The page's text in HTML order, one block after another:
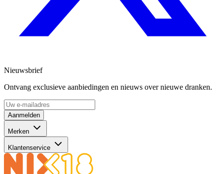
Nieuwsbrief
Ontvang exclusieve aanbiedingen en nieuws over nieuwe dranken.
Aanmelden
Merken
Klantenservice